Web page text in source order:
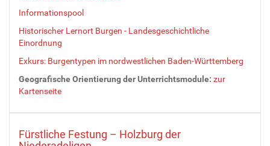
Informationspool
Historischer Lernort Burgen - Landesgeschichtliche
Einordnung
Exkurs: Burgentypen im nordwestlichen Baden-Württemberg
Geografische Orientierung der Unterrichtsmodule: zur
Kartenseite
Fürstliche Festung – Holzburg der